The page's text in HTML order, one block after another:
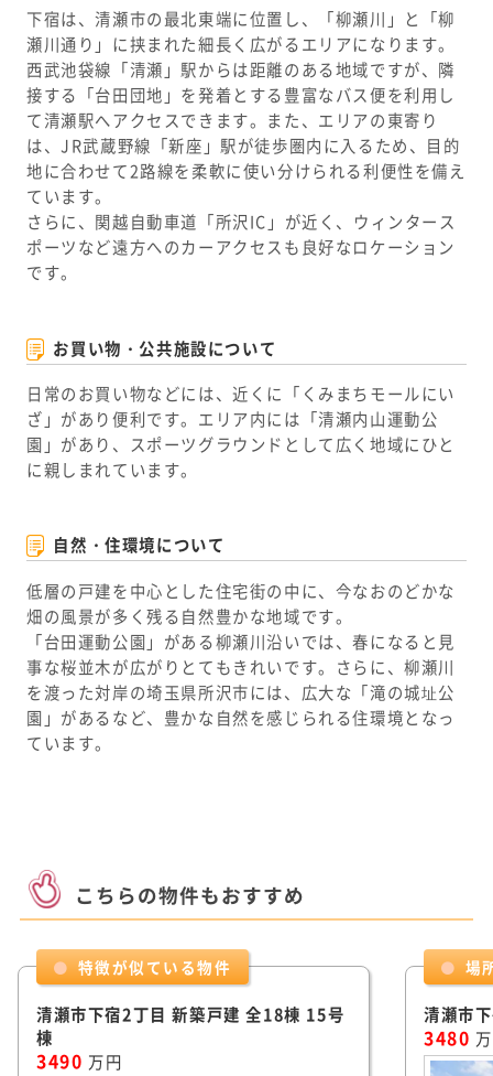
下宿は、清瀬市の最北東端に位置し、「柳瀬川」と「柳
瀬川通り」に挟まれた細長く広がるエリアになります。
西武池袋線「清瀬」駅からは距離のある地域ですが、隣
接する「台田団地」を発着とする豊富なバス便を利用し
て清瀬駅へアクセスできます。また、エリアの東寄り
は、JR武蔵野線「新座」駅が徒歩圏内に入るため、目的
地に合わせて2路線を柔軟に使い分けられる利便性を備え
ています。
さらに、関越自動車道「所沢IC」が近く、ウィンタース
ポーツなど遠方へのカーアクセスも良好なロケーション
です。
お買い物・公共施設について
日常のお買い物などには、近くに「くみまちモールにい
ざ」があり便利です。エリア内には「清瀬内山運動公
園」があり、スポーツグラウンドとして広く地域にひと
に親しまれています。
自然・住環境について
低層の戸建を中心とした住宅街の中に、今なおのどかな
畑の風景が多く残る自然豊かな地域です。
「台田運動公園」がある柳瀬川沿いでは、春になると見
事な桜並木が広がりとてもきれいです。さらに、柳瀬川
を渡った対岸の埼玉県所沢市には、広大な「滝の城址公
園」があるなど、豊かな自然を感じられる住環境となっ
ています。
こちらの物件もおすすめ
特徴が似ている物件
清瀬市下宿2丁目 新築戸建 全18棟 15号
棟
3490 万円
場
清瀬市
3480